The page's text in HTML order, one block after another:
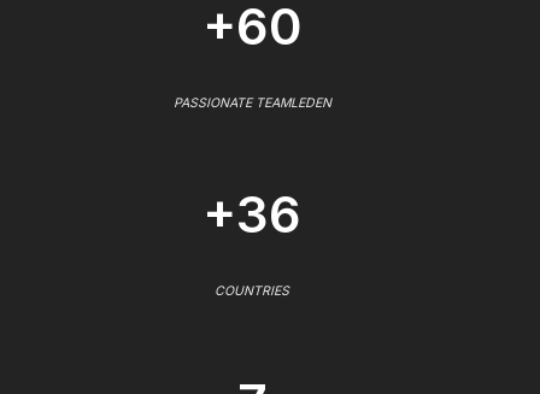
+60
PASSIONATE TEAMLEDEN
+36
COUNTRIES